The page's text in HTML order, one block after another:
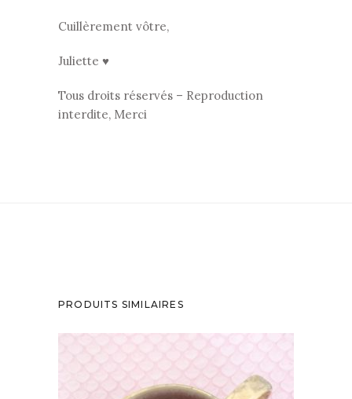
Cuillèrement vôtre,
Juliette ♥
Tous droits réservés – Reproduction
interdite, Merci
PRODUITS SIMILAIRES